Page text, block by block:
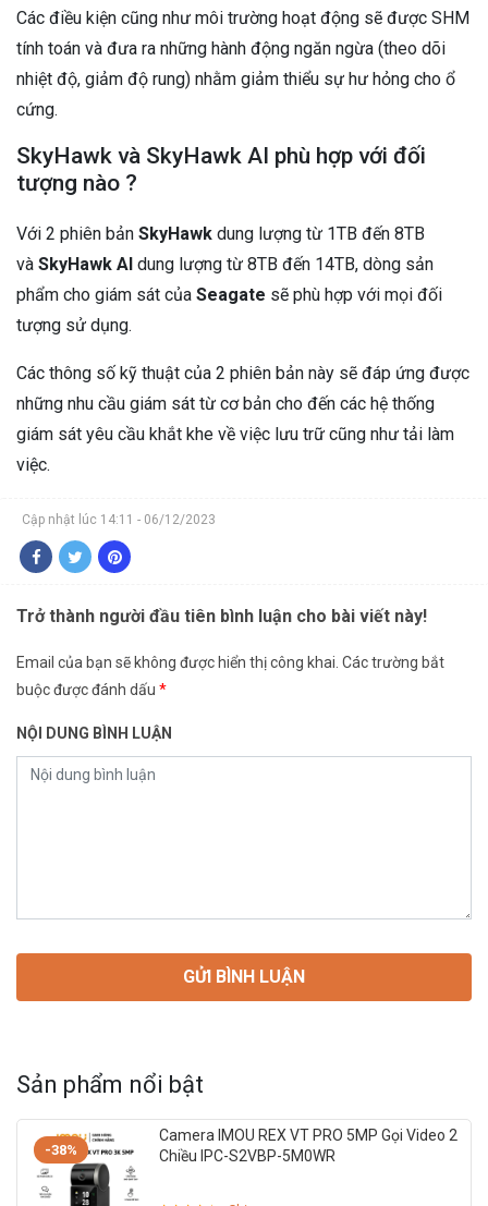
Các điều kiện cũng như môi trường hoạt động sẽ được SHM
tính toán và đưa ra những hành động ngăn ngừa (theo dõi
nhiệt độ, giảm độ rung) nhằm giảm thiểu sự hư hỏng cho ổ
cứng.
SkyHawk và SkyHawk AI phù hợp với đối
tượng nào ?
Với 2 phiên bản SkyHawk dung lượng từ 1TB đến 8TB
và SkyHawk AI dung lượng từ 8TB đến 14TB, dòng sản
phẩm cho giám sát của Seagate sẽ phù hợp với mọi đối
tượng sử dụng.
Các thông số kỹ thuật của 2 phiên bản này sẽ đáp ứng được
những nhu cầu giám sát từ cơ bản cho đến các hệ thống
giám sát yêu cầu khắt khe về việc lưu trữ cũng như tải làm
việc.
Cập nhật lúc 14:11 - 06/12/2023
Trở thành người đầu tiên bình luận cho bài viết này!
Email của bạn sẽ không được hiển thị công khai. Các trường bắt
buộc được đánh dấu *
NỘI DUNG BÌNH LUẬN
Sản phẩm nổi bật
-38%
Camera IMOU REX VT PRO 5MP Gọi Video 2
Chiều IPC-S2VBP-5M0WR